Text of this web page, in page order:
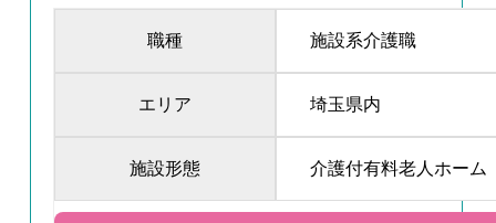
職種 施設系介護職
エリア 埼玉県内
施設形態 介護付有料老人ホーム